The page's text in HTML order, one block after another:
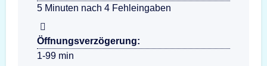
5 Minuten nach 4 Fehleingaben
Öffnungsverzögerung:
1-99 min